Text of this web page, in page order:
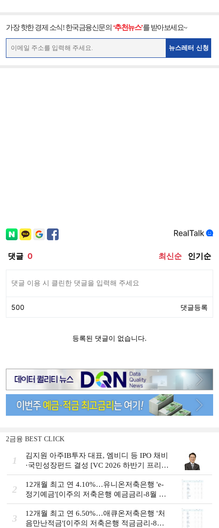
가장 핫한 경제 소식! 한국금융신문의 ‘추천뉴스’를 받아보세요~
뉴스레터 신청
2금융 BEST CLICK
1
김지원 아주IB투자 대표, 엠비디 등 IPO 채비
·국민성장펀드 결성 [VC 2026 하반기 프리
뷰]
2
12개월 최고 연 4.10%…유니온저축은행 'e-
정기예금'[이주의 저축은행 예금금리-8월 2
주]
3
12개월 최고 연 6.50%…애큐온저축은행 '처
음만난적금'[이주의 저축은행 적금금리-8월